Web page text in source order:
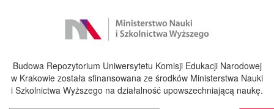
Budowa Repozytorium Uniwersytetu Komisji Edukacji Narodowej
w Krakowie została sfinansowana ze środków Ministerstwa Nauki
i Szkolnictwa Wyższego na działalność upowszechniającą naukę.